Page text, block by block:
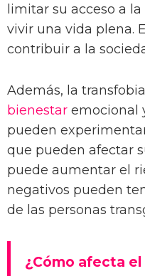
limitar su acceso a
vivir una vida plena.
contribuir a la
Además, la
bienestar emocional
pueden
que pueden afectar
puede aumentar el
negativos pueden
de las personas
¿Cómo afecta